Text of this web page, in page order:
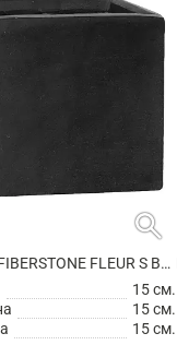
search
КАШПО FIBERSTONE FLEUR S BLACK
15 см.
15 см.
15 см.